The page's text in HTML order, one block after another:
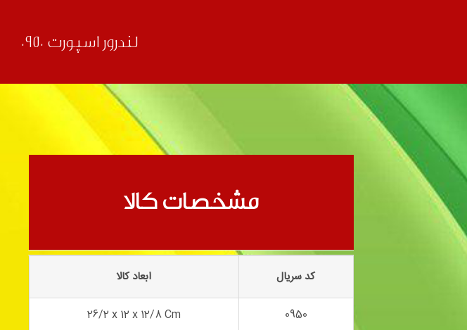
لندرور اسپورت 0950
مشخصات کالا
کد سریال ابعاد کالا
0950
26/2 x 12 x 12/8 Cm